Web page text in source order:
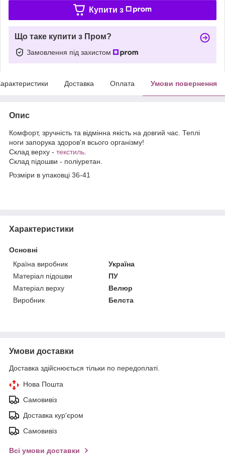
Купити з
Що таке купити з Пром?
Замовлення під захистом
Доставка Оплата Умови повернення
Опис
Комфорт, зручність та відмінна якість на довгий час. Теплі
ноги запорука здоров'я всього організму!
Склад верху - текстиль
Склад підошви - поліуретан.
Розміри в упаковці 36-41
Характеристики
Основні
Країна виробник
Україна
Матеріал підошви
ПУ
Матеріал верху
Велюр
Виробник
Белста
Умови доставки
Доставка здійснюється тільки по передоплаті.
Нова Пошта
Самовивіз
Доставка кур'єром
Самовивіз
Всі умови доставки